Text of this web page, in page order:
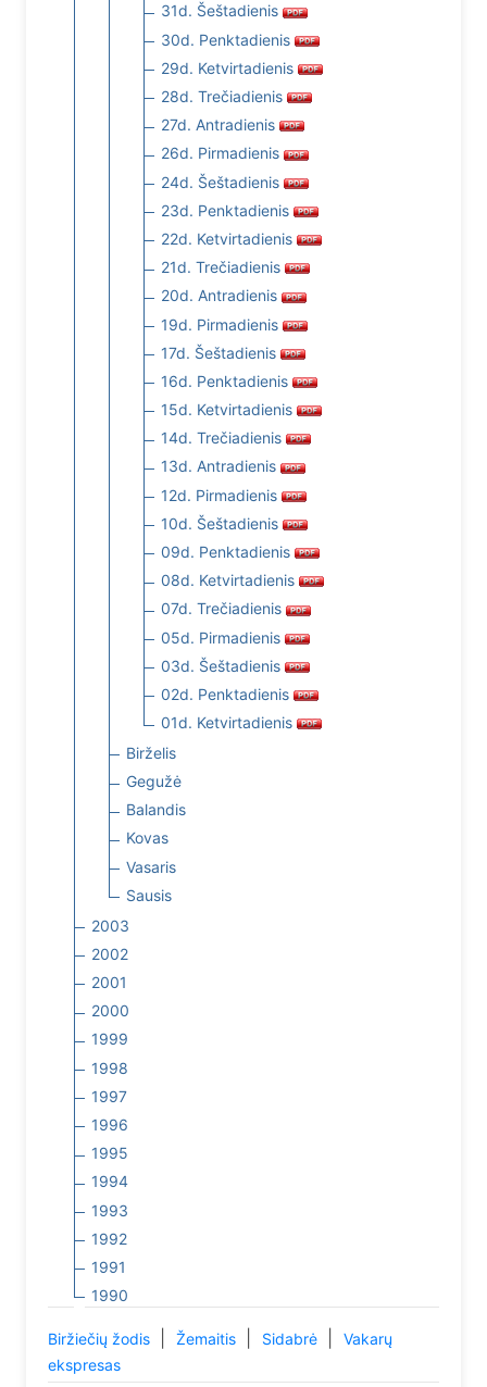
31d. Šeštadienis
30d. Penktadienis
29d. Ketvirtadienis
28d. Trečiadienis
27d. Antradienis
26d. Pirmadienis
24d. Šeštadienis
23d. Penktadienis
22d. Ketvirtadienis
21d. Trečiadienis
20d. Antradienis
19d. Pirmadienis
17d. Šeštadienis
16d. Penktadienis
15d. Ketvirtadienis
14d. Trečiadienis
13d. Antradienis
12d. Pirmadienis
10d. Šeštadienis
09d. Penktadienis
08d. Ketvirtadienis
07d. Trečiadienis
05d. Pirmadienis
03d. Šeštadienis
02d. Penktadienis
01d. Ketvirtadienis
Birželis
Gegužė
Balandis
Kovas
Vasaris
Sausis
2003
2002
2001
2000
1999
1998
1997
1996
1995
1994
1993
1992
1991
1990
Biržiečių žodis Žemaitis Sidabrė
Vakarų
ekspresas